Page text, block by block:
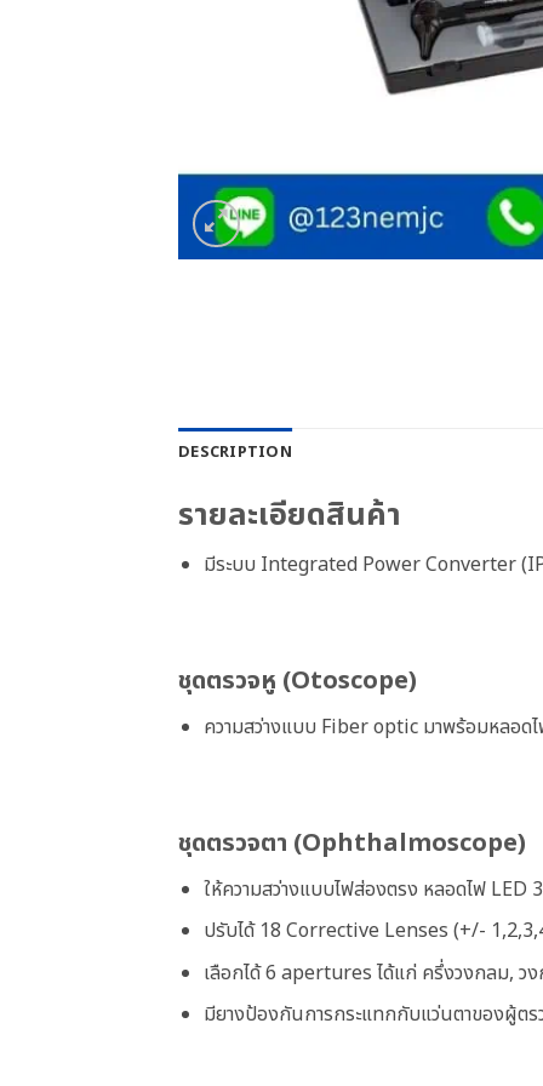
DESCRIPTION
รายละเอียดสินค้า
มีระบบ Integrated Power Converter
ชุดตรวจหู (Otoscope)
ความสว่างแบบ Fiber optic มาพร้อมหลอด
ชุดตรวจตา (Ophthalmoscope)
ให้ความสว่างแบบไฟส่องตรง หลอดไฟ LED
ปรับได้ 18 Corrective Lenses (+/-
เลือกได้ 6 apertures ได้แก่ ครึ่งวงกลม,
มียางป้องกันการกระแทกกับแว่นตาของผู้ตร